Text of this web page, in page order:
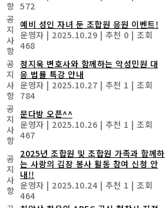
항 572
공
지
사
항
예비 성인 자녀 둔 조합원 응원 이벤트!
운영자 | 2025.10.29 | 추천 0 | 조회
468
공
지
사
항
정지욱 변호사와 함께하는 악성민원 대
응 법률 특강 안내
운영자 | 2025.10.27 | 추천 1 | 조회
784
공
지
사
항
문다방 오픈^^
운영자 | 2025.10.26 | 추천 1 | 조회
467
공
지
사
항
2025년 조합원 및 조합원 가족과 함께하
는 사랑의 김장 봉사 활동 참여 신청 안
내!!
운영자 | 2025.10.24 | 추천 1 | 조회
464